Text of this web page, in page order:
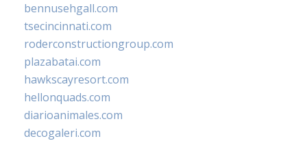
bennusehgall.com
tsecincinnati.com
roderconstructiongroup.com
plazabatai.com
hawkscayresort.com
hellonquads.com
diarioanimales.com
decogaleri.com